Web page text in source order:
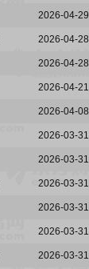
2026-04-29
2026-04-28
2026-04-28
2026-04-21
2026-04-08
2026-03-31
2026-03-31
2026-03-31
2026-03-31
2026-03-31
2026-03-31